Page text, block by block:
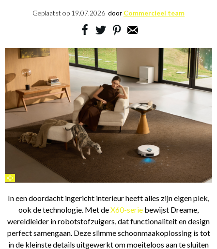
Geplaatst op 19.07.2026 door Commercieel team
©
In een doordacht ingericht interieur heeft alles zijn eigen plek,
ook de technologie. Met deX60-serie bewijst Dreame,
wereldleider in robotstofzuigers, dat functionaliteit en design
perfect samengaan. Deze slimme schoonmaakoplossing is tot
in de kleinste details uitgewerkt om moeiteloos aan te sluiten